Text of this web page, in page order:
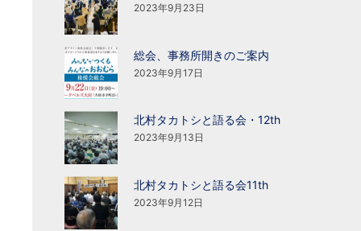
2023年9月23日
総会、事務所開きのご案内
2023年9月17日
北村タカトシと語る会・12th
2023年9月13日
北村タカトシと語る会11th
2023年9月12日